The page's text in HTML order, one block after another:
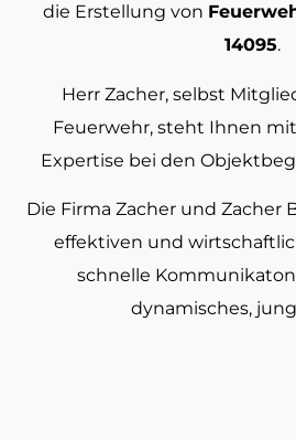
die Erstellung von
14095.
Herr Zacher, selbst
Feuerwehr, steht Ihnen
Expertise bei den
Die Firma Zacher und Zacher
effektiven und
schnelle
dynamisches,